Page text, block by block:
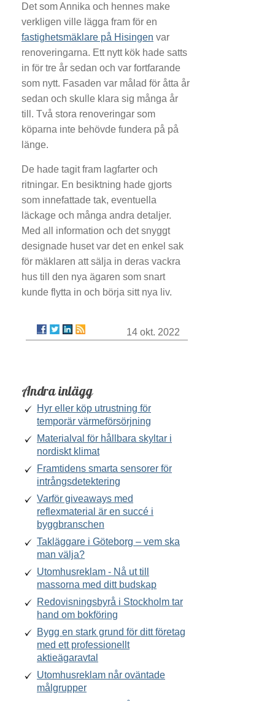
Det som Annika och hennes make
verkligen ville lägga fram för en
fastighetsmäklare på Hisingen var
renoveringarna. Ett nytt kök hade satts
in för tre år sedan och var fortfarande
som nytt. Fasaden var målad för åtta år
sedan och skulle klara sig många år
till. Två stora renoveringar som
köparna inte behövde fundera på på
länge.
De hade tagit fram lagfarter och
ritningar. En besiktning hade gjorts
som innefattade tak, eventuella
läckage och många andra detaljer.
Med all information och det snyggt
designade huset var det en enkel sak
för mäklaren att sälja in deras vackra
hus till den nya ägaren som snart
kunde flytta in och börja sitt nya liv.
14 okt. 2022
Andra inlägg
Hyr eller köp utrustning för
temporär värmeförsörjning
Materialval för hållbara skyltar i
nordiskt klimat
Framtidens smarta sensorer för
intrångsdetektering
Varför giveaways med
reflexmaterial är en succé i
byggbranschen
Takläggare i Göteborg – vem ska
man välja?
Utomhusreklam - Nå ut till
massorna med ditt budskap
Redovisningsbyrå i Stockholm tar
hand om bokföring
Bygg en stark grund för ditt företag
med ett professionellt
aktieägaravtal
Utomhusreklam når oväntade
målgrupper